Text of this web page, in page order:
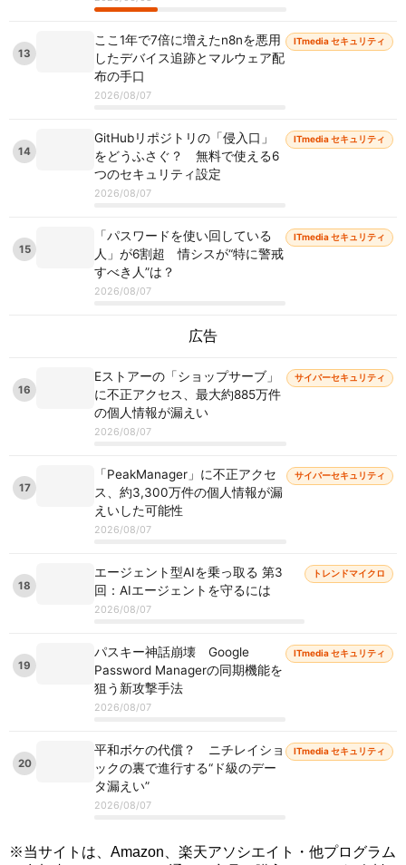
13
ここ1年で7倍に増えたn8nを悪用
したデバイス追跡とマルウェア配
布の手口
2026/08/07
ITmedia セキュリティ
14
GitHubリポジトリの「侵入口」
をどうふさぐ？ 無料で使える6
つのセキュリティ設定
2026/08/07
ITmedia セキュリティ
15
「パスワードを使い回している
人」が6割超 情シスが“特に警戒
すべき人”は？
2026/08/07
ITmedia セキュリティ
広告
16
Eストアーの「ショップサーブ」
に不正アクセス、最大約885万件
の個人情報が漏えい
2026/08/07
サイバーセキュリティ
17
「PeakManager」に不正アクセ
ス、約3,300万件の個人情報が漏
えいした可能性
2026/08/07
サイバーセキュリティ
18
エージェント型AIを乗っ取る 第3
回：AIエージェントを守るには
2026/08/07
トレンドマイクロ
19
パスキー神話崩壊 Google
Password Managerの同期機能を
狙う新攻撃手法
2026/08/07
ITmedia セキュリティ
20
平和ボケの代償？ ニチレイショ
ックの裏で進行する“ド級のデー
タ漏えい”
2026/08/07
ITmedia セキュリティ
※当サイトは、Amazon、楽天アソシエイト・他プログラム